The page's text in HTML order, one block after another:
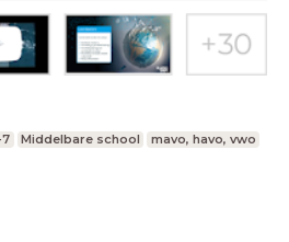
Middelbare school
mavo, havo, vwo